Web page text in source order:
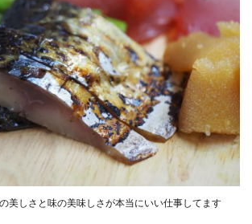
美しさと味の美味しさが本当にいい仕事してます